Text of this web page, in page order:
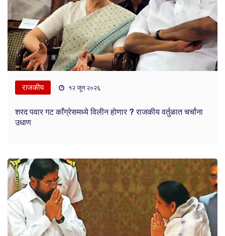
राजकीय १२ जून २०२६
शरद पवार गट काँग्रेसमध्ये विलीन होणार ? राजकीय वर्तुळात चर्चांना
उधाण